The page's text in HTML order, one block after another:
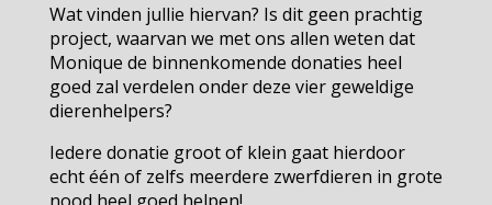
Wat vinden jullie hiervan? Is dit geen prachtig
project, waarvan we met ons allen weten dat
Monique de binnenkomende donaties heel
goed zal verdelen onder deze vier geweldige
dierenhelpers?
Iedere donatie groot of klein gaat hierdoor
echt één of zelfs meerdere zwerfdieren in grote